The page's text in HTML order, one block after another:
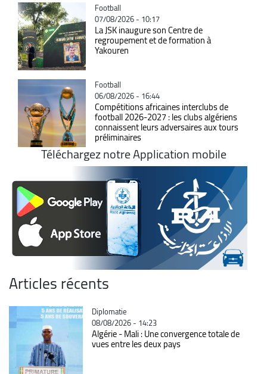
Catégorie
Football
07/08/2026 - 10:17
La JSK inaugure son Centre de
regroupement et de formation à
Yakouren
Catégorie
Football
06/08/2026 - 16:44
Compétitions africaines interclubs de
football 2026-2027 : les clubs algériens
connaissent leurs adversaires aux tours
préliminaires
Téléchargez notre Application mobile
Articles récents
Catégorie
Diplomatie
08/08/2026 - 14:23
Algérie - Mali : Une convergence totale de
vues entre les deux pays